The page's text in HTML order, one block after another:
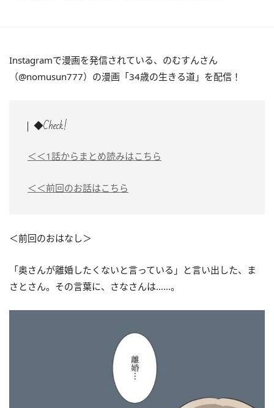
Instagramで漫画を発信されている、のむすんさん
（@nomusun777）の漫画「34歳の生きる道」を配信！
◆Check!
＜＜1話からまとめ読みはこちら
＜＜前回のお話はこちら
＜前回のおはなし＞
「奥さんが離婚したくないと言っている」と言い出した、ま
さとさん。その言葉に、さなさんは……。